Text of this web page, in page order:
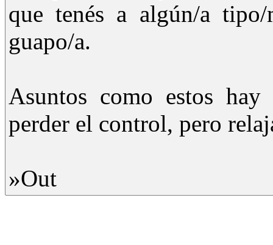
que tenés a algún/a
guapo/a.
Asuntos como estos
perder el control, pero
»Out